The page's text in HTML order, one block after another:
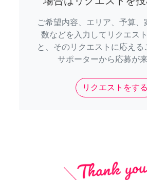
ご希望内容、エリア、予算、
数などを入力してリクエス
と、そのリクエストに応える
サポーターから応募が
リクエストをする